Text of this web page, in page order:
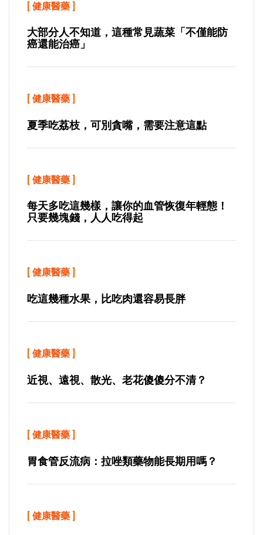
[ 健康醫藥 ]
大部分人不知道，這種常見蔬菜「不僅能防
癌還能治癌」
[ 健康醫藥 ]
夏季吃荔枝，可別貪嘴，需要注意這點
[ 健康醫藥 ]
每天多吃這幾樣，讓你的血管恢復年輕態！
只要幾塊錢，人人吃得起
[ 健康醫藥 ]
吃這幾種水果，比吃肉還容易長胖
[ 健康醫藥 ]
近視、遠視、散光、老花傻傻分不清？
[ 健康醫藥 ]
胃食管反流病：拉唑類藥物能長期用嗎？
[ 健康醫藥 ]